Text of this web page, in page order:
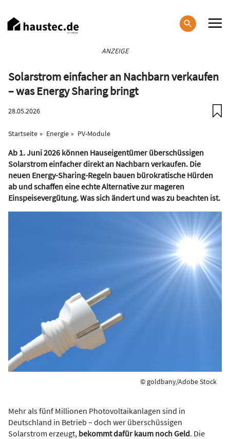
zum
Inhalt
ANZEIGE
Solarstrom einfacher an Nachbarn verkaufen
– was Energy Sharing bringt
28.05.2026
Startseite Energie PV-Module
Ab 1. Juni 2026 können Hauseigentümer überschüssigen
Solarstrom einfacher direkt an Nachbarn verkaufen. Die
neuen Energy-Sharing-Regeln bauen bürokratische Hürden
ab und schaffen eine echte Alternative zur mageren
Einspeisevergütung. Was sich ändert und was zu beachten ist.
© goldbany/Adobe Stock
Mehr als fünf Millionen Photovoltaikanlagen sind in
Deutschland in Betrieb – doch wer überschüssigen
Solarstrom erzeugt, bekommt dafür kaum noch Geld. Die